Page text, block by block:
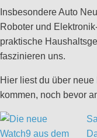
Insbesondere Auto
Roboter und
praktische
faszinieren uns.
Hier liest du über
kommen, noch bevor